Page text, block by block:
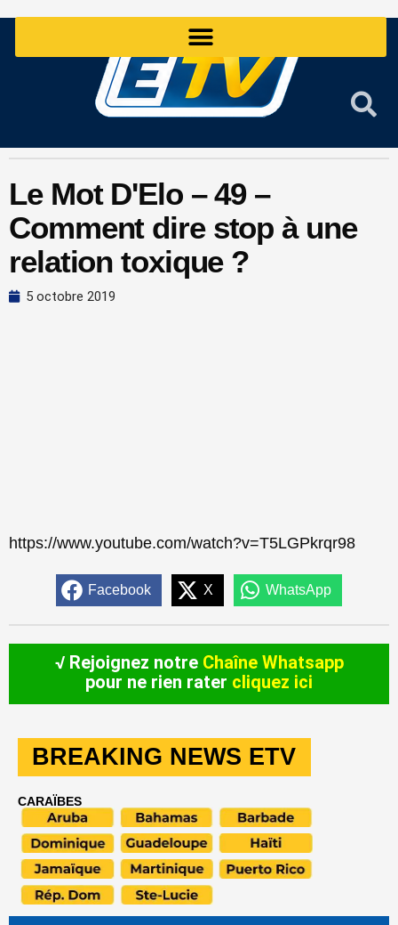
Le Mot D'Elo – 49 –
Comment dire stop à une
relation toxique ?
5 octobre 2019
https://www.youtube.com/watch?v=T5LGPkrqr98
Facebook X WhatsApp
√ Rejoignez notre Chaîne Whatsapp
pour ne rien rater cliquez ici
BREAKING NEWS ETV
CARAÏBES